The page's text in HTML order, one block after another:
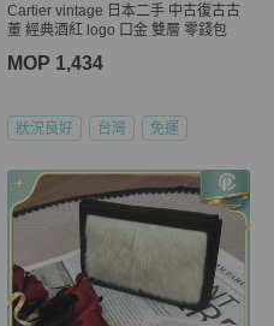
Cartier vintage 日本二手 中古復古古
董 經典酒紅 logo 口金 雙層 零錢包
MOP 1,434
狀況良好 台灣 免運